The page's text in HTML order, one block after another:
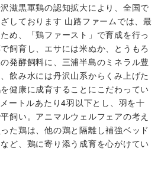
滋黒軍鶏の認知拡大により、全国で
しております 山路ファームでは、最
め、「鶏ファースト」で育成を行っ
飼育し、エサには米ぬか、とうもろ
発酵飼料に、三浦半島のミネラル豊
飲み水には丹沢山系からくみ上げた
健康に成育することにこだわってい
ートルあたり4羽以下とし、羽を十
飼い。アニマルウェルフェアの考え
た鶏は、他の鶏と隔離し補強ベッド
ど、鶏に寄り添う成育を心がけてい